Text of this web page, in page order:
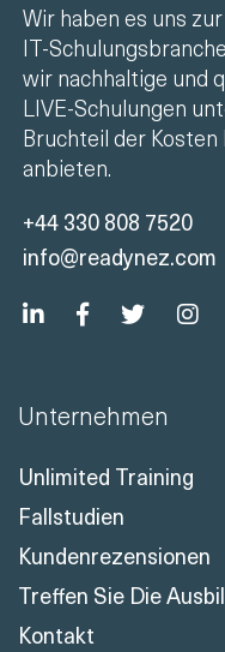
Wir haben es uns
IT-
wir nachhaltige und
LIVE-Schulungen
Bruchteil der
anbieten.
+44 330 808 7520
info@readynez.com
Unternehmen
Unlimited Training
Fallstudien
Kundenrezensionen
Treffen Sie Die
Kontakt